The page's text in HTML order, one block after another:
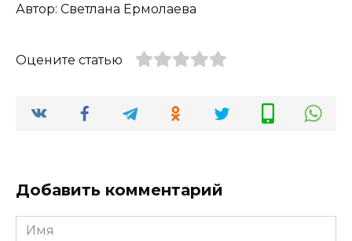
Автор: Светлана Ермолаева
Оцените статью
Добавить комментарий
Имя